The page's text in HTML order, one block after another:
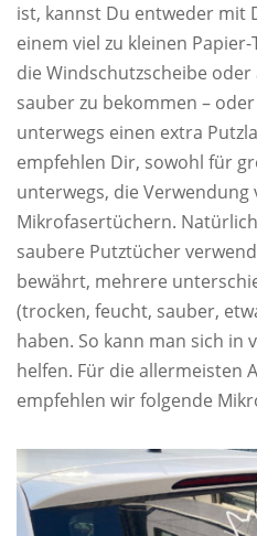
ist, kannst Du entweder mit
einem viel zu kleinen
die Windschutzscheibe
sauber zu bekommen –
unterwegs einen extra
empfehlen Dir, sowohl für
unterwegs, die
Mikrofasertüchern.
saubere Putztücher
bewährt, mehrere
(trocken, feucht, sauber,
haben. So kann man sich in
helfen. Für die allermeisten
empfehlen wir folgende